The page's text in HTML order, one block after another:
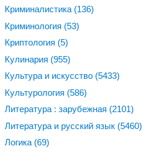
Криминалистика (136)
Криминология (53)
Криптология (5)
Кулинария (955)
Культура и искусство (5433)
Культурология (586)
Литература : зарубежная (2101)
Литература и русский язык (5460)
Логика (69)